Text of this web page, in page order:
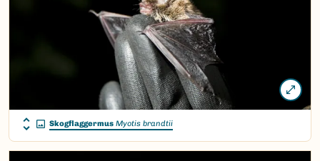
Skogflaggermus Myotis brandtii